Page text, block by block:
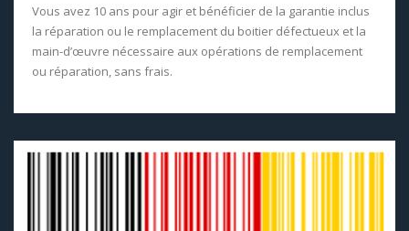
Vous avez 10 ans pour agir et bénéficier de la garantie inclus
la réparation ou le remplacement du boitier défectueux et la
main-d’œuvre nécessaire aux opérations de remplacement
ou réparation, sans frais.